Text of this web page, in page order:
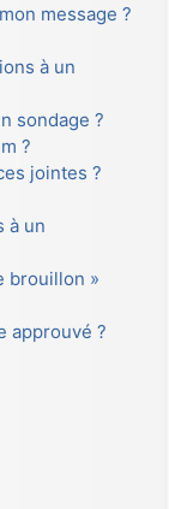
message ?
à un
sondage ?
?
jointes ?
à un
brouillon »
approuvé ?